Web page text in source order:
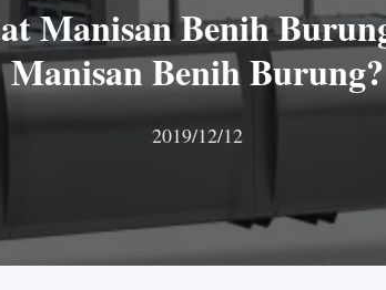
Manisan Benih
Manisan Benih Burung?
2019/12/12